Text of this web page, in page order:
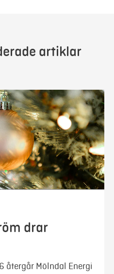
artiklar
drar
återgår Mölndal Energi